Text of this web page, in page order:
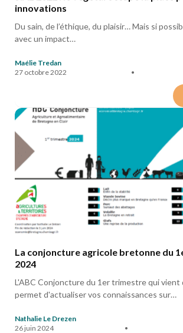
innovations
Du sain, de l’éthique, du plaisir… Mais si
avec un impact…
Maélie Tredan
27 octobre 2022
•
La conjoncture agricole bretonne du
2024
L'ABC Conjoncture du 1er trimestre qui vient
permet d'actualiser vos connaissances sur…
Nathalie Le Drezen
26 juin 2024
•